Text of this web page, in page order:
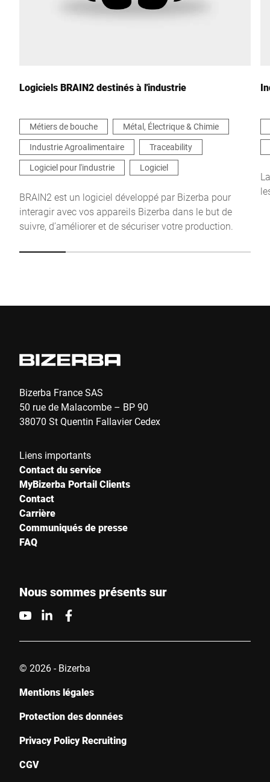
Je confirme par la présente que j'accepte l'utilisation de mes
données pour traiter cette demande De plus amples informations
peuvent être trouvées dans le Déclaration de protection des
Anti-Robot Verification
FriendlyCaptcha ⇗
Envoyer
Logiciels BRAIN2 destinés à l'industrie
Métiers de bouche
Métal, Électrique & Chimie
Industrie Agroalimentaire
Traceability
Logiciel pour l'industrie
Logiciel
BRAIN2 est un logiciel développé par Bizerba pour
interagir avec vos appareils Bizerba dans le but de
suivre, d’améliorer et de sécuriser votre production.
Bizerba France SAS
50 rue de Malacombe – BP 90
38070 St Quentin Fallavier Cedex
Liens importants
Contact du service
MyBizerba Portail Clients
Contact
Carrière
Communiqués de presse
FAQ
Nous sommes présents sur
© 2026 - Bizerba
Mentions légales
Protection des données
Privacy Policy Recruiting
CGV